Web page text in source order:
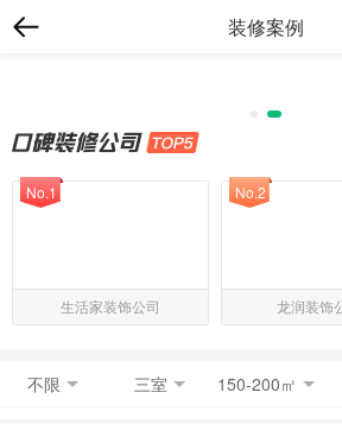
装修案例
生活家装饰公司
No.1
龙润装饰
No.2
不限 三室 150-200㎡